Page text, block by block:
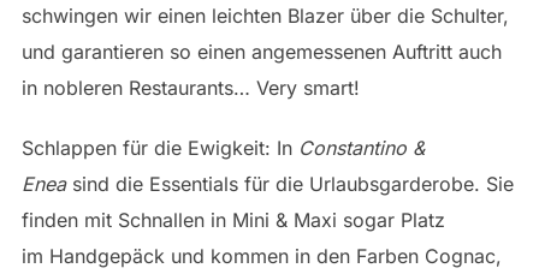
schwingen wir einen leichten Blazer über die Schulter,
und garantieren so einen angemessenen Auftritt auch
in nobleren Restaurants… Very smart!
Schlappen für die Ewigkeit: In Constantino &
Enea sind die Essentials für die Urlaubsgarderobe. Sie
finden mit Schnallen in Mini & Maxi sogar Platz
im Handgepäck und kommen in den Farben Cognac,